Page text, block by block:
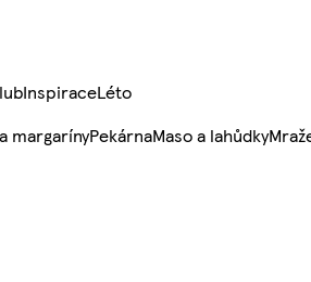
InspiraceLéto
margarínyPekárnaMaso a lahůdky